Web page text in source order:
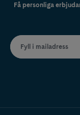
Få personliga
Fyll i mailadress